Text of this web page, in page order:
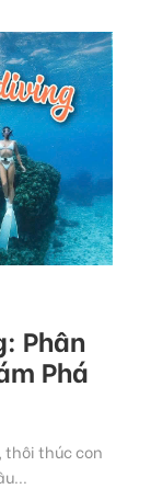
Phân
Phá
thôi thúc con